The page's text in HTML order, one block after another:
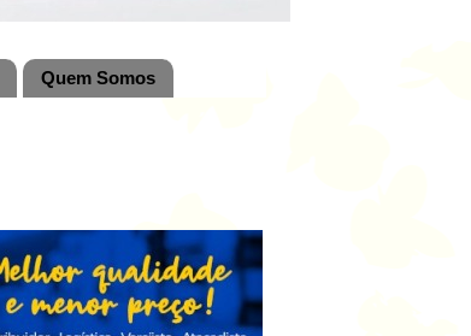
Quem Somos